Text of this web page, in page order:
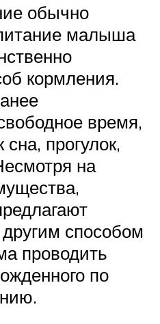
обычно
малыша
кормления.
время,
прогулок,
на
способом
проводить
по